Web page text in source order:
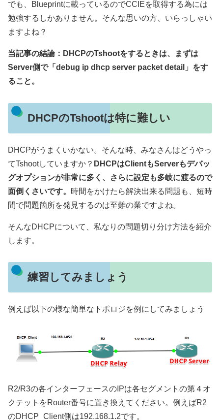
でも、Blueprintに載っているのでCCIEを取得する為には
勉強するしかありません。そんな思いの方、いらっしゃい
ますよね？
当記事の結論：DHCPのTshootをするときは、まずは
Server側で「debug ip dhcp server packet detail」をす
ること。
DHCPのTshootは特に難しい
DHCPがうまくいかない。そんな時、みなさんはどうやっ
てTshootしていますか？ DHCPはClientもServerもデバッ
グオプションが非常に多く、さらに設定も多岐に渡るので
面倒くさいです。 時間をかけたら解決出来る問題も、短時
間で問題箇所を発見するのは至難の業ですよね。
そんなDHCPについて、私なりの問題切り分け方法を紹介
します。
練習してみましょう
例えば以下の様な簡単なトポロジを例にしてみましょう
R2/R3の各インターフェースのIPは各セグメントの第４オ
クテットをRouter番号に置き換えてください。例えばR2
のDHCP_Client側は192.168.1.2です。